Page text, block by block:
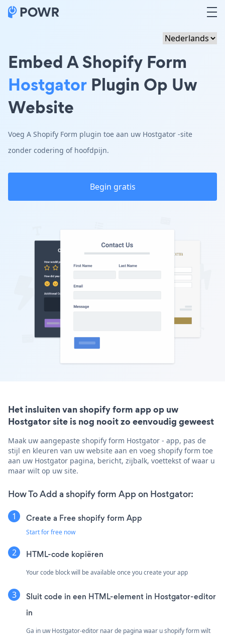
Embed A Shopify Form
Hostgator Plugin Op Uw
Website
Voeg A Shopify Form plugin toe aan uw Hostgator -site
zonder codering of hoofdpijn.
Begin gratis
Het insluiten van shopify form app op uw
Hostgator site is nog nooit zo eenvoudig geweest
Maak uw aangepaste shopify form Hostgator - app, pas de
stijl en kleuren van uw website aan en voeg shopify form toe
aan uw Hostgator pagina, bericht, zijbalk, voettekst of waar u
maar wilt op uw site.
How To Add a shopify form App on Hostgator:
Create a Free shopify form App
Start for free now
HTML-code kopiëren
Your code block will be available once you create your app
Sluit code in een HTML-element in Hostgator-editor
in
Ga in uw Hostgator-editor naar de pagina waar u shopify form wilt